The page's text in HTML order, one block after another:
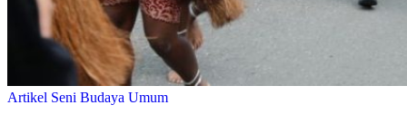
Artikel Seni Budaya Umum